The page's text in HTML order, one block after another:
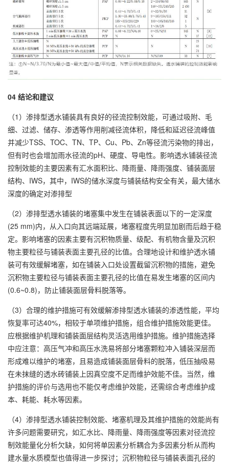
04 结论和建议
（1）渗排型透水铺装具有良好的径流控制效能，可通过吸附、毛
细、过滤、储存、渗透等作用削减径流体积，降低和延迟径流峰值
并减少TSS、TOC、TN、TP、Cu、Pb、Zn等径流污染物的排出，
但有时也会增加雨水径流的pH、硬度、导电性。影响透水铺装径流
控制效能的主要因素有汇水面积比、降雨量、降雨强度、铺装面层
结构、IWS，其中，IWS的储水深度与铺装结构安全有关，最大储水
深度的确定对渗排型
（2）渗排型透水铺装的堵塞集中发生在铺装表面以下的一定深度
(25 mm)内，从入口向其远端延展，堵塞程度先明显加剧而后趋于稳
定。影响堵塞的因素主要有沉积物质量、级配、有机物含量及沉积
物主要粒径与铺装表面主要孔径的比值。合理地设计和维护透水铺
装可有效缓解堵塞，如在铺装入口处设置截留沉积物的措施，避免
沉积物主要粒径与铺装表面主要孔径的比值在易发生堵塞的区间内
(0.6~0.8)，防止铺装面层骨料脱落等。
（3）合理的维护措施可有效缓解渗排型透水铺装的渗透性能，平均
恢复率可达40%，相较于单项维护措施，组合维护措施效能更佳。
应根据维护机理和铺装面层结构灵活选用维护措施。维护措施选择
中应注意：高压气冲和高压水洗易将部分堵塞颗粒冲入铺装深层而
形成难以维护的堵塞，且易造成铺装面层骨料的脱落，低压抽吸易
在未抹缝的透水砖铺装上因真空度不足而维护效能不佳。当然，维
护措施的评价与选用也不能仅考虑维护效能，还需综合考虑维护成
本、耗能、耗水等因素。
（4）渗排型透水铺装控制效能、堵塞机理及其维护措施的效能尚有
许多问题需要研究，如汇水比、降雨量、降雨强度等因素对径流控
制效能量化分析欠缺，如何将单因素分析耦合为多因素分析从而构
建水量水质模型也值得进一步探讨；沉积物粒径与铺装表面孔径的